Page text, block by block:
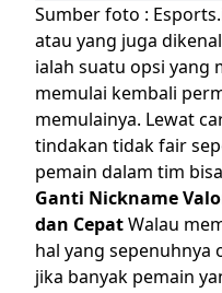
Sumber foto :
atau yang juga
ialah suatu opsi yang
memulai kembali
memulainya. Lewat
tindakan tidakfair
pemain dalam tim
Ganti Nickname
dan CepatWalau
hal yang sepenuhnya
jika banyak pemain